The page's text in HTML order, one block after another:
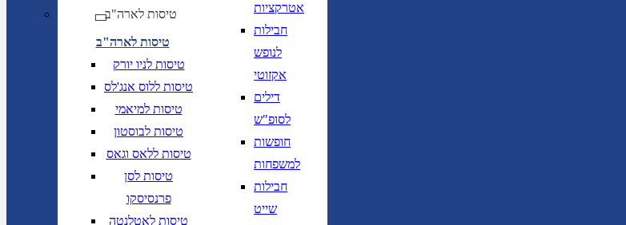
טיסות לארה"ב
טיסות לארה"ב
טיסות לניו יורק
טיסות ללוס אנג'לס
טיסות למיאמי
טיסות לבוסטון
טיסות ללאס וגאס
טיסות לסן
פרנסיסקו
טיסות לאטלנטה
אטרקציות
חבילות
לנופש
אקזוטי
דילים
לסופ"ש
חופשות
למשפחות
חבילות
שייט